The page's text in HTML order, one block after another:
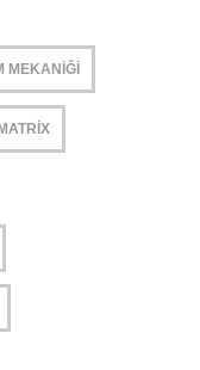
MEKANIĞI
MATRIX